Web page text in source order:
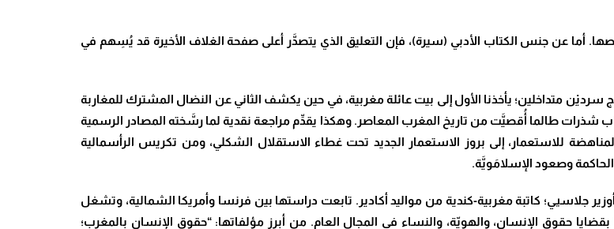
وكذا هويَّة شخوصها. أما عن جنس الكتاب الأدبي (سيرة)، فإن التعليق الذي يتصدَّر أعلى صفحة الغلاف الأخيرة قد يُسِهم في
متداخلين؛ يأخذنا الأول إلى بيت عائلة مغربية، في حين يكشف الثاني عن النضال المشترك للمغاربة
شذرات طالما أُقصيَّت من تاريخ المغرب المعاصر. وهكذا يقدِّم مراجعة نقدية لما رسَّخته المصادر الرسمية
وحتى اليوم؛ من الانتفاضات المناهضة للاستعمار، إلى بروز الاستعمار الجديد تحت غطاء الاستقلال الشكلي، ومن تكريس الرأسمالية
وصعود الإسلامَويَّة.
جلاسيي؛ كاتبة مغربية-كندية من مواليد أكادير. تابعت دراستها بين فرنسا وأمريكا الشمالية، وتشغل
حقوق الإنسان، والهويّة، والنساء في المجال العام. من أبرز مؤلفاتها: “حقوق الإنسان بالمغرب؛